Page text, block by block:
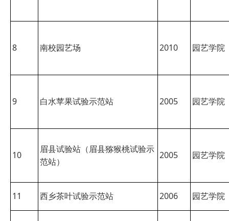
8 南校园艺场 2010 园艺学院
9 白水苹果试验示范站 2005 园艺学院
10
眉县试验站（眉县猕猴桃试验示
范站）
2005 园艺学院
11 西乡茶叶试验示范站 2006 园艺学院